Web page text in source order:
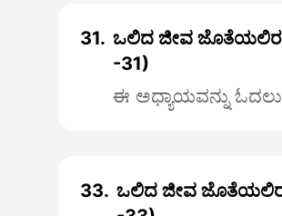
31. ಒಲಿದ ಜೀವ
-31)
ಈ ಅಧ್ಯಾಯವನ್ನು
33. ಒಲಿದ ಜೀವ